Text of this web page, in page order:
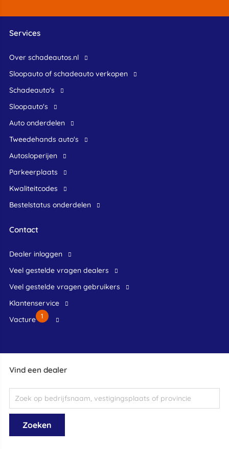
Vind een dealer
Services
Over schadeautos.nl
Sloopauto of schadeauto verkopen
Schadeauto's
Sloopauto's
Auto onderdelen
Tweedehands auto's
Autosloperijen
Parkeerplaats
Kwaliteitcodes
Bestelstatus onderdelen
Contact
dealer inloggen
veel gestelde vragen dealers
veel gestelde vragen gebruikers
klantenservice
Vacture
1